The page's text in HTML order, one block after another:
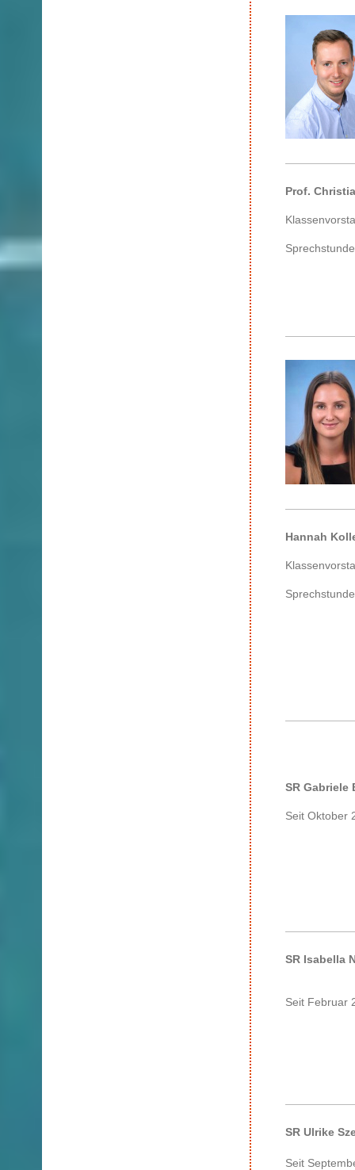
Prof.
Hannah
SR Gabriele
Seit Oktober
SR Isabella
Seit Februar
SR Ulrike
Seit